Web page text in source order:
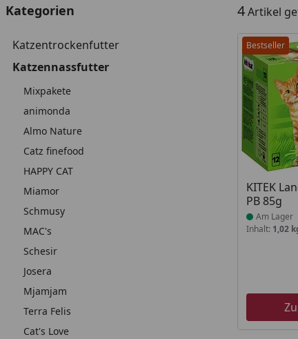
Kategorien
Katzentrockenfutter
Katzennassfutter
Mixpakete
animonda
Almo Nature
Catz finefood
HAPPY CAT
Miamor
Schmusy
MAC's
Schesir
Josera
Mjamjam
Terra Felis
Cat's Love
4Artikel
Bestseller
KITEK
PB 85g
Produkt
Am Lager
Inhalt: 1,02